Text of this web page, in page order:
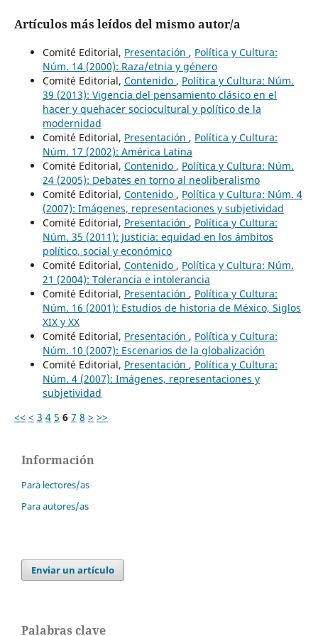
Artículos más leídos del mismo autor/a
Comité Editorial, Presentación , Política y Cultura:
Núm. 14 (2000): Raza/etnia y género
Comité Editorial, Contenido , Política y Cultura: Núm.
39 (2013): Vigencia del pensamiento clásico en el
hacer y quehacer sociocultural y político de la
modernidad
Comité Editorial, Presentación , Política y Cultura:
Núm. 17 (2002): América Latina
Comité Editorial, Contenido , Política y Cultura: Núm.
24 (2005): Debates en torno al neoliberalismo
Comité Editorial, Contenido , Política y Cultura: Núm. 4
(2007): Imágenes, representaciones y subjetividad
Comité Editorial, Presentación , Política y Cultura:
Núm. 35 (2011): Justicia: equidad en los ámbitos
político, social y económico
Comité Editorial, Contenido , Política y Cultura: Núm.
21 (2004): Tolerancia e intolerancia
Comité Editorial, Presentación , Política y Cultura:
Núm. 16 (2001): Estudios de historia de México, Siglos
XIX y XX
Comité Editorial, Presentación , Política y Cultura:
Núm. 10 (2007): Escenarios de la globalización
Comité Editorial, Presentación , Política y Cultura:
Núm. 4 (2007): Imágenes, representaciones y
subjetividad
<< < 3 4 5 6 7 8 > >>
Información
Para lectores/as
Para autores/as
Enviar un artículo
Palabras clave